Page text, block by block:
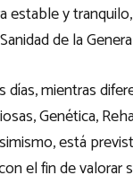
estable y
de la
días, mientras
Genética,
está
el fin de valorar